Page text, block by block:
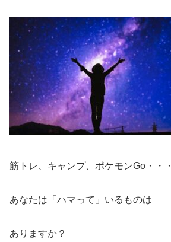
筋トレ、キャンプ、ポケモンGo・・・
あなたは「ハマって」いるものは
ありますか？